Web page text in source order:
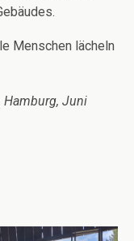
Menschen lächeln
Hamburg, Juni